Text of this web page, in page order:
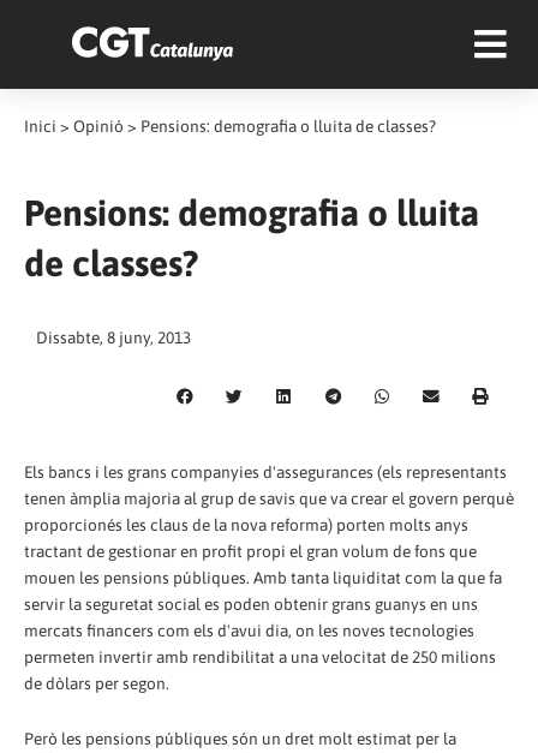
Inici > Opinió > Pensions: demografia o lluita de classes?
Pensions: demografia o lluita
de classes?
Dissabte, 8 juny, 2013
Els bancs i les grans companyies d'assegurances (els representants
tenen àmplia majoria al grup de savis que va crear el govern perquè
proporcionés les claus de la nova reforma) porten molts anys
tractant de gestionar en profit propi el gran volum de fons que
mouen les pensions públiques. Amb tanta liquiditat com la que fa
servir la seguretat social es poden obtenir grans guanys en uns
mercats financers com els d'avui dia, on les noves tecnologies
permeten invertir amb rendibilitat a una velocitat de 250 milions
de dòlars per segon.
Però les pensions públiques són un dret molt estimat per la